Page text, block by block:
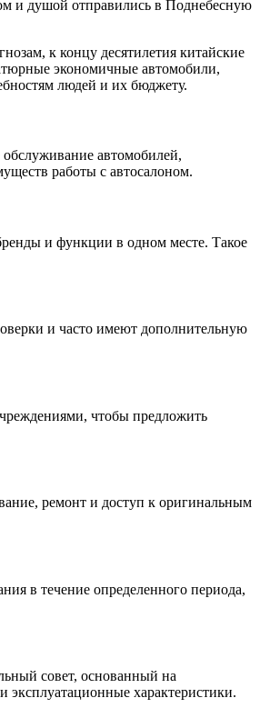
и душой отправились в Поднебесную
к концу десятилетия китайские
экономичные автомобили,
людей и их бюджету.
автомобилей,
работы с автосалоном.
и функции в одном месте. Такое
и часто имеют дополнительную
чтобы предложить
ремонт и доступ к оригинальным
в течение определенного периода,
совет, основанный на
эксплуатационные характеристики.